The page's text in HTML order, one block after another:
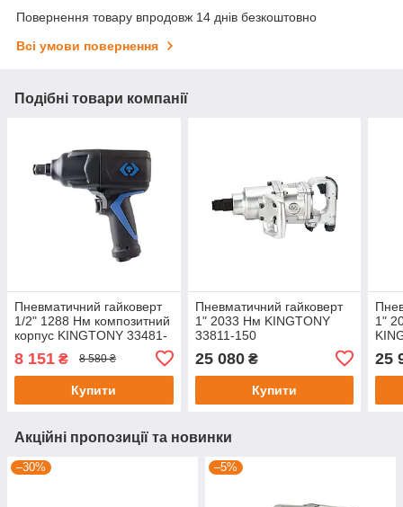
Повернення товару впродовж 14 днів безкоштовно
Всі умови повернення
Подібні товари компанії
Пневматичний гайковерт
1/2" 1288 Нм композитний
корпус KINGTONY 33481-
8 151 ₴ 8 580 ₴
Купити
Пневматичний гайковерт
1" 2033 Нм KINGTONY
33811-150
25 080₴
Купити
1"
25
Акційні пропозиції та новинки
–30% –5%